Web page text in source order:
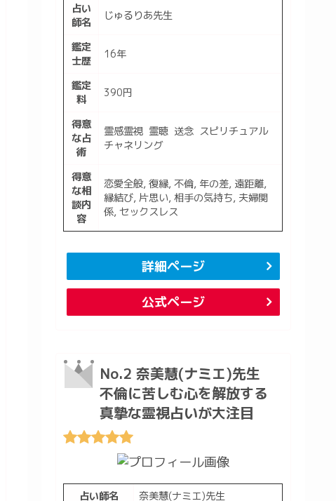
占い
師名
じゅるりあ先生
鑑定
士歴
16年
鑑定
料
390円
得意
な占
術
霊感霊視 霊聴 送念 スピリチュアル
チャネリング
得意
な相
談内
容
恋愛全般, 復縁, 不倫, 年の差, 遠距離,
縁結び, 片思い, 相手の気持ち, 夫婦関
係, セックスレス
詳細ページ
公式ページ
No.2 奈美慧(ナミエ)先生
不倫に苦しむ心を解放する
真摯な霊視占いが大注目
占い師名
奈美慧(ナミエ)先生